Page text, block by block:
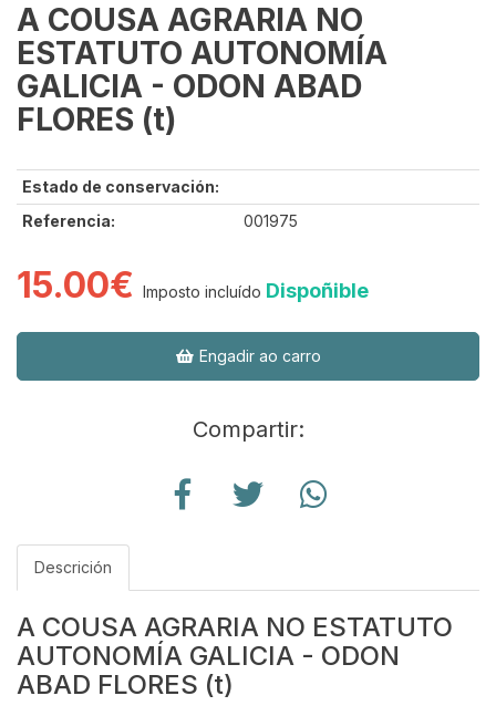
A COUSA AGRARIA NO
ESTATUTO AUTONOMÍA
GALICIA - ODON ABAD
FLORES (t)
Estado de conservación:
Referencia:
001975
15.00€ Imposto incluído Dispoñible
Engadir ao carro
Compartir:
Descrición
A COUSA AGRARIA NO ESTATUTO
AUTONOMÍA GALICIA - ODON
ABAD FLORES (t)